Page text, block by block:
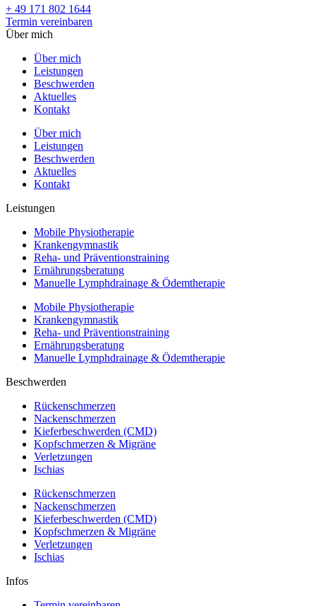
+ 49 171 802 1644
Termin vereinbaren
Über mich
Über mich
Leistungen
Beschwerden
Aktuelles
Kontakt
Über mich
Leistungen
Beschwerden
Aktuelles
Kontakt
Leistungen
Mobile Physiotherapie
Krankengymnastik
Reha- und Präventionstraining
Ernährungsberatung
Manuelle Lymphdrainage & Ödemtherapie
Mobile Physiotherapie
Krankengymnastik
Reha- und Präventionstraining
Ernährungsberatung
Manuelle Lymphdrainage & Ödemtherapie
Beschwerden
Rückenschmerzen
Nackenschmerzen
Kieferbeschwerden (CMD)
Kopfschmerzen & Migräne
Verletzungen
Ischias
Rückenschmerzen
Nackenschmerzen
Kieferbeschwerden (CMD)
Kopfschmerzen & Migräne
Verletzungen
Ischias
Infos